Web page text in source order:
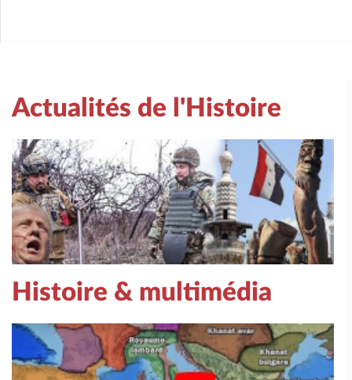
Actualités de l'Histoire
Histoire & multimédia